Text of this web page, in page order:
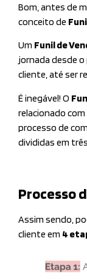
Bom, antes de
conceito de
Um Funil de
jornada desde
cliente, até ser
É inegável! O
relacionado
processo de
divididas em
Processo
Assim sendo,
cliente em 4